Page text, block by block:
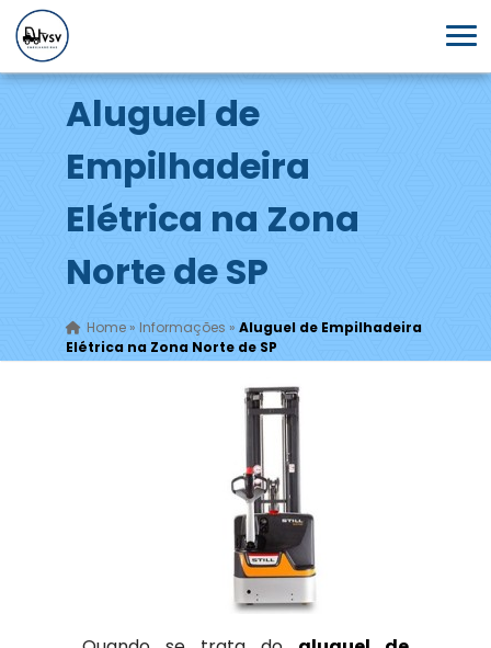
Aluguel de
Empilhadeira
Elétrica na Zona
Norte de SP
Home» Informações » Aluguel de Empilhadeira
Elétrica na Zona Norte de SP